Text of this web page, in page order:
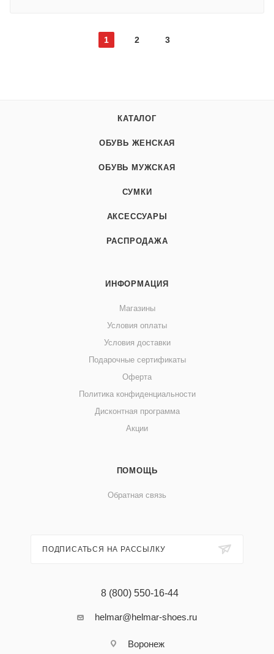
1 2 3
КАТАЛОГ
ОБУВЬ ЖЕНСКАЯ
ОБУВЬ МУЖСКАЯ
СУМКИ
АКСЕССУАРЫ
РАСПРОДАЖА
ИНФОРМАЦИЯ
Магазины
Условия оплаты
Условия доставки
Подарочные сертификаты
Оферта
Политика конфиденциальности
Дисконтная программа
Акции
ПОМОЩЬ
Обратная связь
ПОДПИСАТЬСЯ НА РАССЫЛКУ
8 (800) 550-16-44
helmar@helmar-shoes.ru
Воронеж